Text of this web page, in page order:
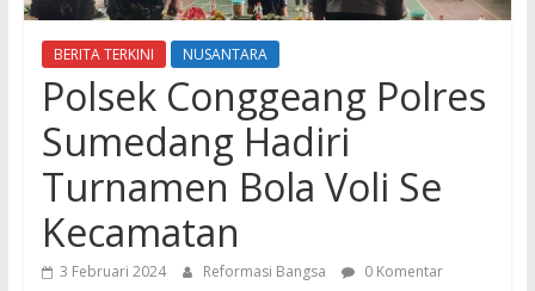
BERITA TERKINI NUSANTARA
Polsek Conggeang Polres
Sumedang Hadiri
Turnamen Bola Voli Se
Kecamatan
3 Februari 2024 Reformasi Bangsa 0 Komentar